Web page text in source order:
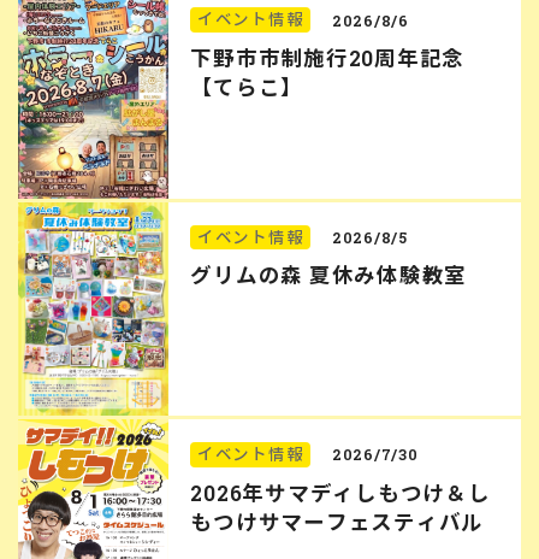
イベント情報 2026/8/6
下野市市制施行20周年記念
【てらこ】
イベント情報 2026/8/5
グリムの森 夏休み体験教室
イベント情報 2026/7/30
2026年サマディしもつけ＆し
もつけサマーフェスティバル